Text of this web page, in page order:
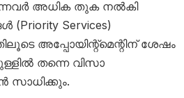
അധിക തുക നൽകി
Services)
അപ്പോയിന്റ്‌മെന്റിന് ശേഷം
തന്നെ വിസാ
സാധിക്കും.